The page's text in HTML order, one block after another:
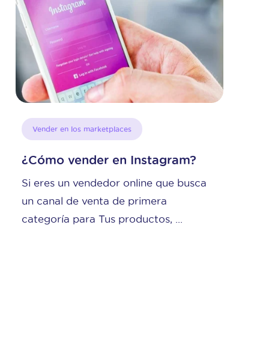
en los marketplaces
vender en Instagram?
un vendedor online que busca
de venta de primera
para Tus productos, ...